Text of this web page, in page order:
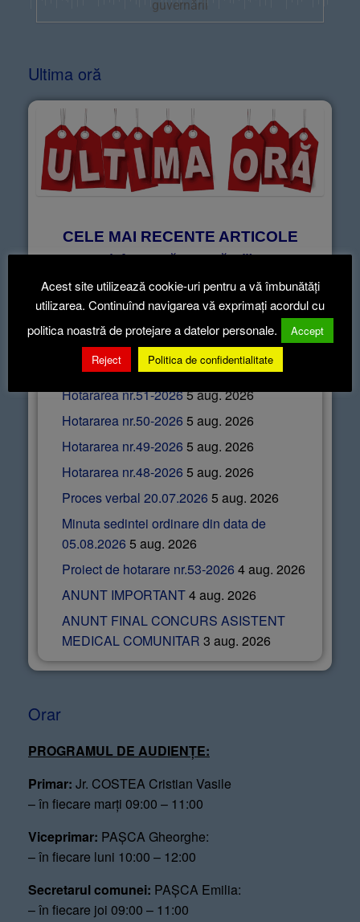
guvernării
Ultima oră
CELE MAI RECENTE ARTICOLE
informează-te ca să știi!
Articole recente
Hotararea nr.52-20265 aug. 2026
Hotararea nr.51-20265 aug. 2026
Hotararea nr.50-2026 5 aug. 2026
Hotararea nr.49-2026 5 aug. 2026
Hotararea nr.48-2026 5 aug. 2026
Proces verbal 20.07.2026 5 aug. 2026
Minuta sedintei ordinare din data de
05.08.2026 5 aug. 2026
Proiect de hotarare nr.53-2026 4 aug. 2026
ANUNT IMPORTANT4 aug. 2026
ANUNT FINAL CONCURS ASISTENT
MEDICAL COMUNITAR 3 aug. 2026
Orar
PROGRAMUL DE AUDIENȚE:
Primar: Jr. COSTEA Cristian Vasile
– în fiecare marți 09:00 – 11:00
Viceprimar: PAȘCA Gheorghe:
– în fiecare luni 10:00 – 12:00
Secretarul comunei: PAȘCA Emilia:
– în fiecare joi 09:00 – 11:00
Acest site utilizează cookie-uri pentru a vă îmbunătăți
utilizarea. Continuînd navigarea vă exprimați acordul cu
politica noastră de protejare a datelor personale.
Accept
Reject
Politica de confidentialitate